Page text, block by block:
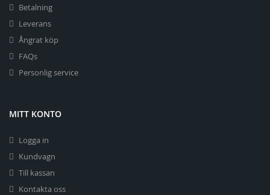
Betalning
Leverans
Ångrat köp
FAQs
Personlig service
MITT KONTO
Logga in
Kundvagn
Till kassan
Kontakta oss